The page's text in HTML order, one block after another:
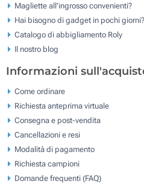
Magliette all'ingrosso convenienti?
Hai bisogno di gadget in pochi giorni?
Catalogo di abbigliamento Roly
Il nostro blog
Informazioni
Come ordinare
Richiesta anteprima virtuale
Consegna e post-vendita
Cancellazioni e resi
Modalità di pagamento
Richiesta campioni
Domande frequenti (FAQ)